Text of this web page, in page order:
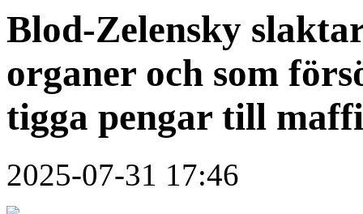
Blod-Zelensky
organer och som
tigga pengar till
2025-07-31 17:46